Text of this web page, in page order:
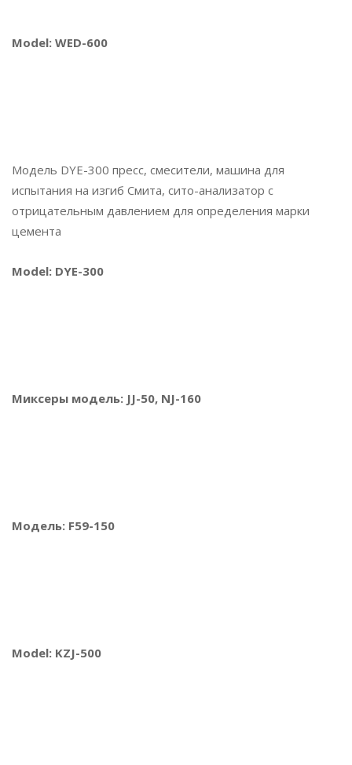
Model: WED-600
Модель DYE-300 пресс, смесители, машина для
испытания на изгиб Смита, сито-анализатор с
отрицательным давлением для определения марки
цемента
Model: DYE-300
Миксеры модель: JJ-50, NJ-160
Модель: F59-150
Model: KZJ-500